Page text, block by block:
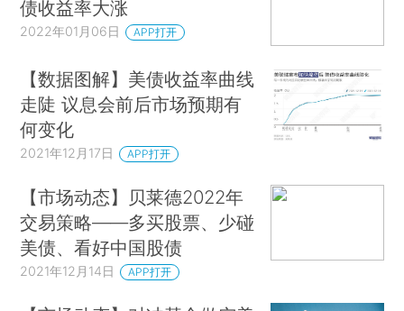
债收益率大涨
2022年01月06日 APP打开
【数据图解】美债收益率曲线
走陡 议息会前后市场预期有
何变化
2021年12月17日 APP打开
【市场动态】贝莱德2022年
交易策略——多买股票、少碰
美债、看好中国股债
2021年12月14日 APP打开